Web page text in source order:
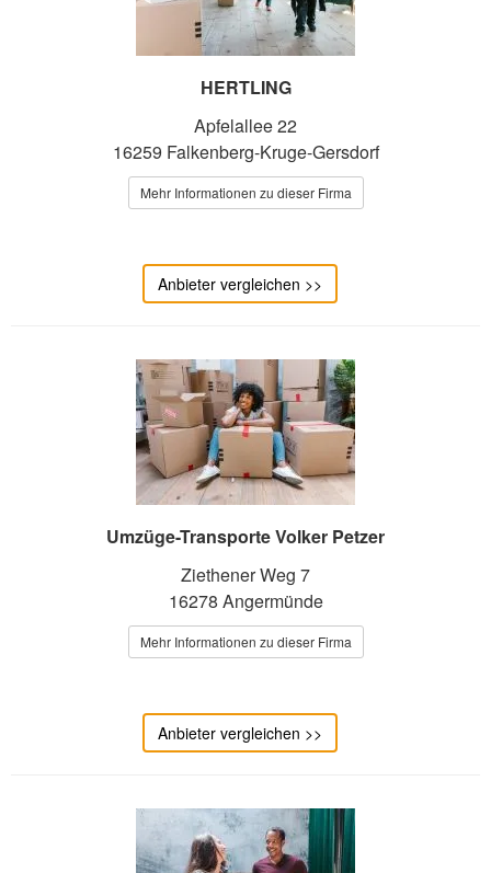
HERTLING
Apfelallee 22
16259 Falkenberg-Kruge-Gersdorf
Mehr Informationen zu dieser Firma
Anbieter vergleichen >>
Umzüge-Transporte Volker Petzer
Ziethener Weg 7
16278 Angermünde
Mehr Informationen zu dieser Firma
Anbieter vergleichen >>